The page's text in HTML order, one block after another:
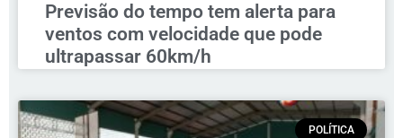
Previsão do tempo tem alerta para
ventos com velocidade que pode
ultrapassar 60km/h
POLÍTICA